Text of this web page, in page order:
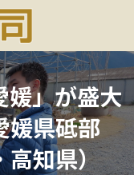
」が盛大
媛県砥部
高知県）